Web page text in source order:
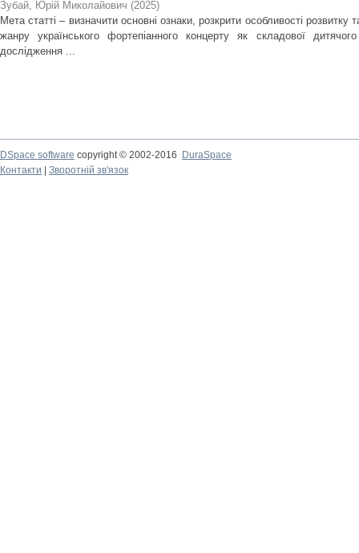
Зубай, Юрій Миколайович (2025)
Мета статті – визначити основні ознаки, розкрити особливості
жанру українського фортепіанного концерту як складової
дослідження ...
DSpace software copyright © 2002-2016
DuraSpace
Контакти
Зворотній зв'язок